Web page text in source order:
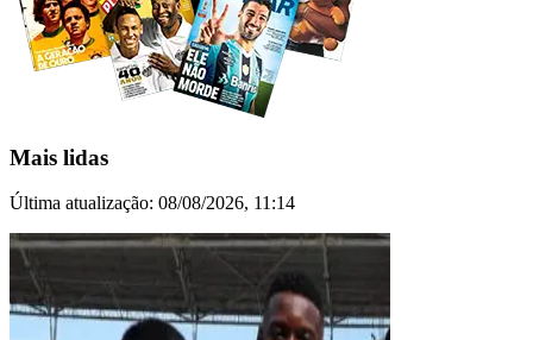
Mais lidas
Última atualização: 08/08/2026, 11:14